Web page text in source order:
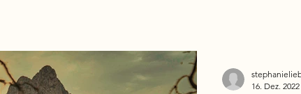
16. Dez. 2022